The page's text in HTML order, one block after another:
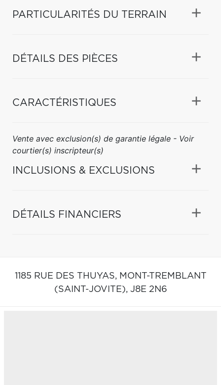
PARTICULARITÉS DU TERRAIN
DÉTAILS DES PIÈCES
CARACTÉRISTIQUES
Vente avec exclusion(s) de garantie légale - Voir
courtier(s) inscripteur(s)
INCLUSIONS & EXCLUSIONS
DÉTAILS FINANCIERS
1185 RUE DES THUYAS, MONT-TREMBLANT
(SAINT-JOVITE), J8E 2N6